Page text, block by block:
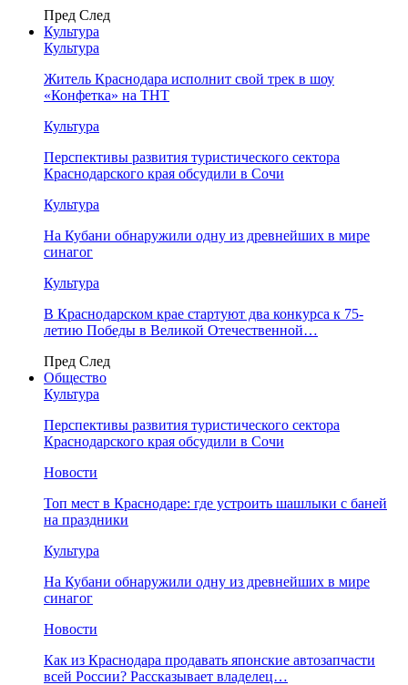
Пред След
Культура
Культура
Житель Краснодара исполнит свой трек в шоу
«Конфетка» на ТНТ
Культура
Перспективы развития туристического сектора
Краснодарского края обсудили в Сочи
Культура
На Кубани обнаружили одну из древнейших в мире
синагог
Культура
В Краснодарском крае стартуют два конкурса к 75-
летию Победы в Великой Отечественной…
Пред След
Общество
Культура
Перспективы развития туристического сектора
Краснодарского края обсудили в Сочи
Новости
Топ мест в Краснодаре: где устроить шашлыки с баней
на праздники
Культура
На Кубани обнаружили одну из древнейших в мире
синагог
Новости
Как из Краснодара продавать японские автозапчасти
всей России? Рассказывает владелец…